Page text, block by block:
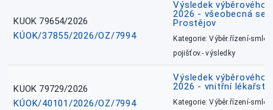
KUOK 79654/2026
KÚOK/37855/2026/OZ/7994
Výsledek výběrového
2026 - všeobecná
Prostějov
Kategorie: Výběr.řízení-
pojišťov.- výsledky
KUOK 79729/2026
KÚOK/40101/2026/OZ/7994
Výsledek výběrového
2026 - vnitřní
Kategorie: Výběr.řízení-